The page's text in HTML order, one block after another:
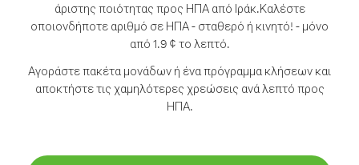
άριστης ποιότητας προς ΗΠΑ από Ιράκ.Καλέστε
οποιονδήποτε αριθμό σε ΗΠΑ - σταθερό ή κινητό! - μόνο
από 1.9 ¢ το λεπτό.
Αγοράστε πακέτα μονάδων ή ένα πρόγραμμα κλήσεων και
αποκτήστε τις χαμηλότερες χρεώσεις ανά λεπτό προς
ΗΠΑ.